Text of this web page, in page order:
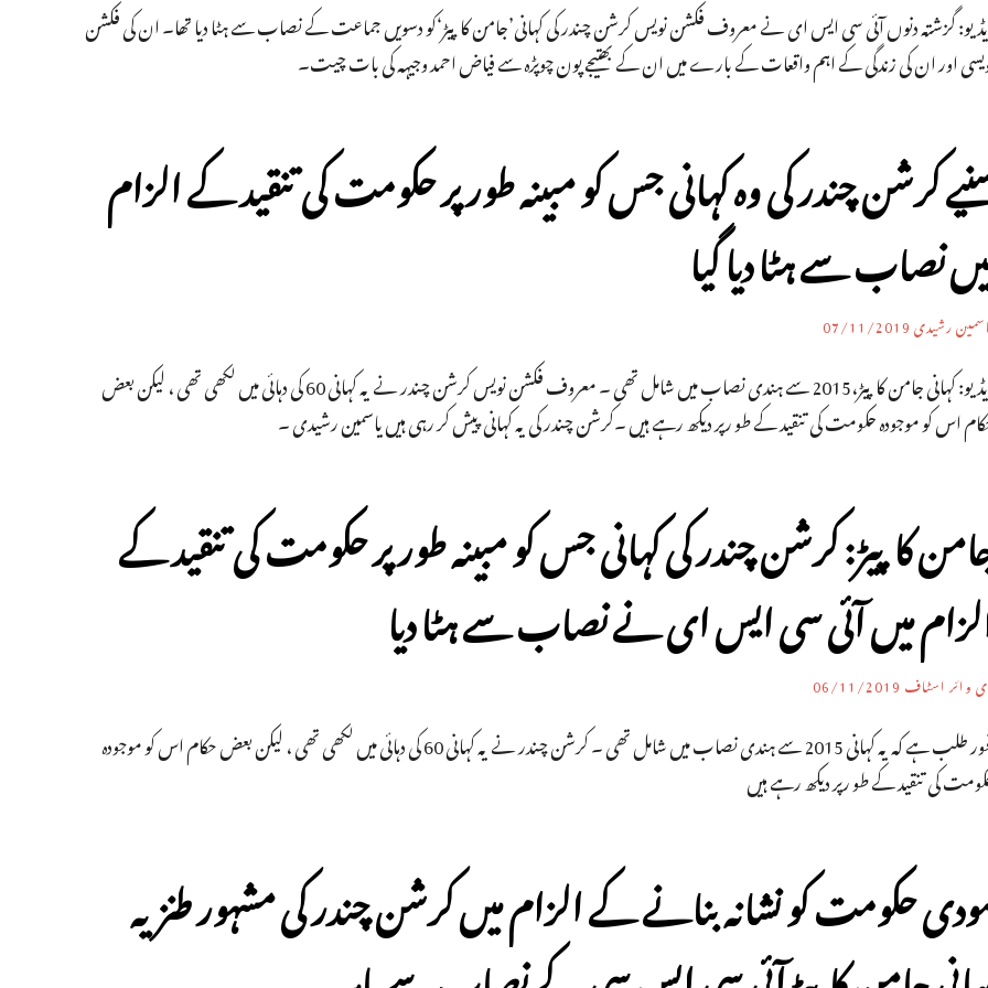
گزشتہ دنوں آئی سی ایس ای نے معروف فکشن نویس کرشن چندر کی کہانی’جامن کا پیڑ‘کو دسویں جماعت کے نصاب سے ہٹا دیا تھا۔ ان کی فکشن
اور ان کی زندگی کے اہم واقعات کے بارے میں ان کے بھتیجے پون چوپڑہ سے فیاض احمد وجیہہ کی بات چیت۔
کرشن چندر کی وہ کہانی جس کو مبینہ طور پر حکومت کی تنقید کے الزام
نصاب سے ہٹا دیا گیا
رشیدی07/11/2019
ویڈیو: کہانی جامن کا پیڑ،2015 سے ہندی نصاب میں شامل تھی ۔ معروف فکشن نویس کرشن چندر نے یہ کہانی 60 کی دہائی میں لکھی تھی ، لیکن بعض
اس کو موجودہ حکومت کی تنقید کے طو رپر دیکھ رہے ہیں ۔کرشن چندر کی یہ کہانی پیش کر رہی ہیں یاسمین رشیدی ۔
کا پیڑ: کرشن چندر کی کہانی جس کو مبینہ طور پر حکومت کی تنقید کے
میں آئی سی ایس ای نے نصاب سے ہٹا دیا
وائر اسٹاف06/11/2019
غور طلب ہے کہ یہ کہانی 2015 سے ہندی نصاب میں شامل تھی ۔ کرشن چندر نے یہ کہانی 60 کی دہائی میں لکھی تھی ، لیکن بعض حکام اس کو موجودہ
کی تنقید کے طو رپر دیکھ رہے ہیں
حکومت کو نشانہ بنانے کے الزام میں کرشن چندر کی مشہور طنزیہ